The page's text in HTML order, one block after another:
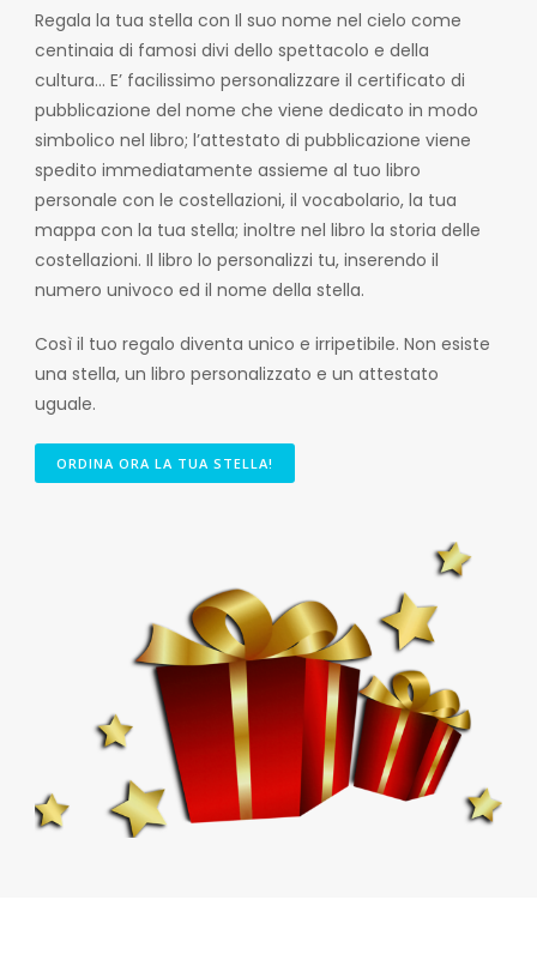
Regala la tua stella con Il suo nome nel cielo come
centinaia di famosi divi dello spettacolo e della
cultura… E’ facilissimo personalizzare il certificato di
pubblicazione del nome che viene dedicato in modo
simbolico nel libro; l’attestato di pubblicazione viene
spedito immediatamente assieme al tuo libro
personale con le costellazioni, il vocabolario, la tua
mappa con la tua stella; inoltre nel libro la storia delle
costellazioni. Il libro lo personalizzi tu, inserendo il
numero univoco ed il nome della stella.
Così il tuo regalo diventa unico e irripetibile. Non esiste
una stella, un libro personalizzato e un attestato
uguale.
ORDINA ORA LA TUA STELLA!